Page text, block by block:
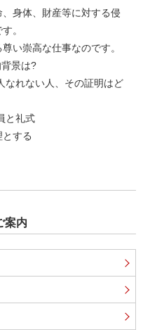
身体、財産等に対する侵
。
い崇高な仕事なのです。
景は?
なれない人、その証明はど
と礼式
とする
案内